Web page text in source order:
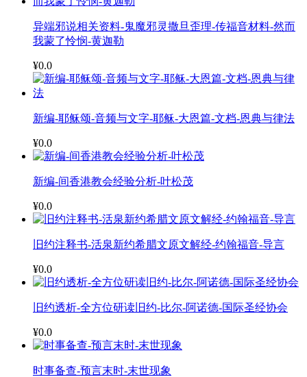
异端邪说相关资料-鬼魔邪灵撒旦歪理-传福音材料-然而
我蒙了怜悯-黄迦勒
¥0.0
新编-耶稣颂-音频与文字-耶稣-大恩篇-文档-恩典与律法
¥0.0
新编-间香港教会经验分析-叶松茂
¥0.0
旧约注释书-活泉新约希腊文原文解经-约翰福音-导言
¥0.0
旧约透析-全方位研读旧约-比尔-阿诺德-国际圣经协会
¥0.0
时事备查-预言末时-末世现象